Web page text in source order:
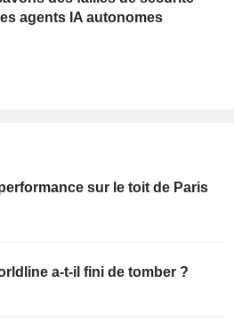
agents IA autonomes
sur le toit de Paris
a-t-il fini de tomber ?